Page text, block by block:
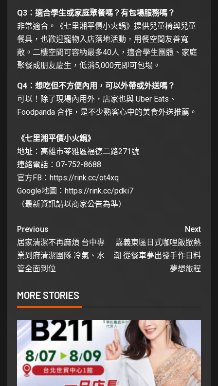
Q3：適合學生或家庭聚餐嗎？有包場服務嗎？
非常適合。《七里湘平價小火鍋》提供兒童椅與兒童
餐具，也歡迎寵物入店落地活動，用餐空間友善寬
敞。二樓空間可容納最多40人，適合學生團體、家庭
聚餐或朋友慶生，低消5,000元即可包場。
Q4：想吃但不方便內用，可以外帶或外送嗎？
可以！除了現場內用外，店家也與 Uber Eats、
Foodpanda 合作，是不少熟客心中的美食外送推薦。
《七里湘平價小火鍋》
地址：高雄市苓雅區福德二路271號
連絡電話：07-752-8688
官方FB： https://rink.cc/ot4xq
Google地圖： https://rink.cc/pdki7
（最新資訊請以商家公告為準）
Previous
居家清潔不再麻煩 台中專
業到府清潔團隊 冷氣、水
管全面到位
Next
嘉義東區日式咖哩飯掀熱
潮 從餐車夢出發手作日料
夢想旅程
MORE STORIES